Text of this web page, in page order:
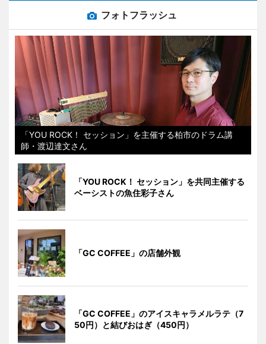
フォトフラッシュ
「YOU ROCK！ セッション」を主催する柏市のドラム講
師・渡辺達文さん
「YOU ROCK！ セッション」を共同主催する
ベーシストの魚住彩子さん
「GC COFFEE」の店舗外観
「GC COFFEE」のアイスキャラメルラテ（7
50円）と結びおはぎ（450円）